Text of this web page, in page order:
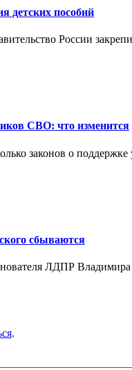
детских пособий
России
СВО: что изменится
законов о
сбываются
ЛДПР
.